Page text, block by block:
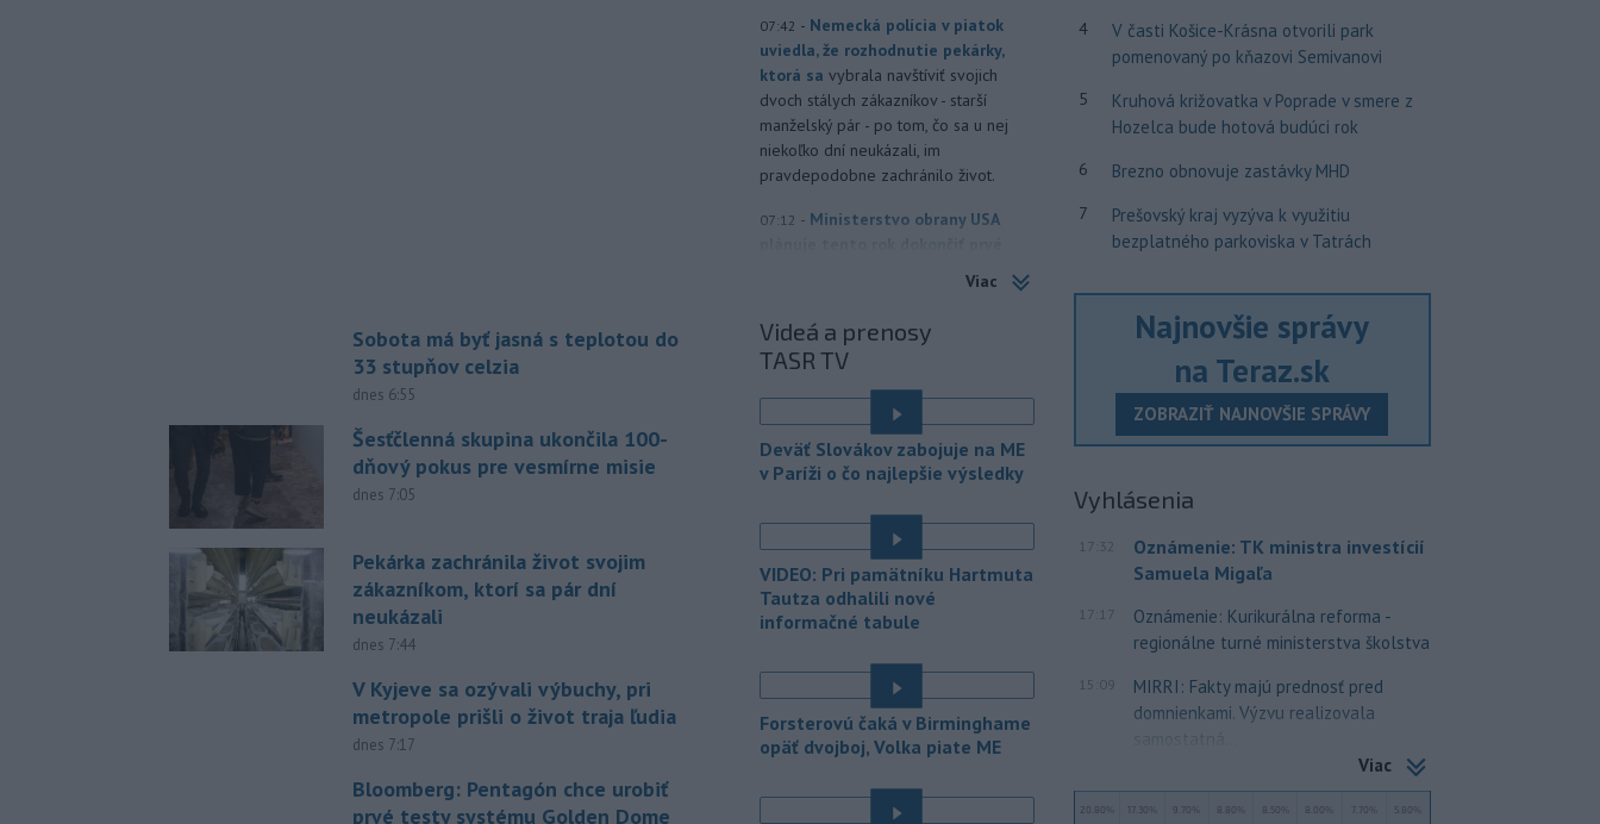
Sobota má byť jasná s teplotou do
33 stupňov celzia
dnes 6:55
Šesťčlenná skupina ukončila 100-
dňový pokus pre vesmírne misie
dnes 7:05
Pekárka zachránila život svojim
zákazníkom, ktorí sa pár dní
neukázali
dnes 7:44
V Kyjeve sa ozývali výbuchy, pri
metropole prišli o život traja ľudia
dnes 7:17
Bloomberg: Pentagón chce urobiť
prvé testy systému Golden Dome
07:42 - Nemecká polícia v piatok
uviedla, že rozhodnutie pekárky,
ktorá sa vybrala navštíviť svojich
dvoch stálych zákazníkov - starší
manželský pár - po tom, čo sa u nej
niekoľko dní neukázali, im
pravdepodobne zachránilo život.
07:12 - Ministerstvo obrany USA
Golden Dome (Zlatá kupola) a v roku
2027 uskutočniť letové skúšky.
07:09 - Rokovania medzi Iránom a
Ománom o situácii v Hormuzskom
napredujú a Spojené štáty
očakávajú, že dohoda bude uzavretá
čoskoro, uviedol v piatok pre agentúru
Reuters nemenovaný americký
predstaviteľ, píše TASR.
- Úrady vo východnej Číne v
sobotu zatvorili školy a mnohé
turistické lokality v reakcii na tajfún
Dolphin, ktorý sa blíži k pevnine. TASR
21:30 - Taliansky tenista Matteo
Arnaldi vypadol na turnaji ATP
kole dvojhry.
Viac
Videá a prenosy
TASR TV
Deväť Slovákov zabojuje na ME
v Paríži o čo najlepšie výsledky
VIDEO: Pri pamätníku Hartmuta
Tautza odhalili nové
informačné tabule
Forsterovú čaká v Birminghame
opäť dvojboj, Volka piate ME
4
V časti Košice-Krásna otvorili park
pomenovaný po kňazovi Semivanovi
5
Kruhová križovatka v Poprade v smere z
Hozelca bude hotová budúci rok
6 Brezno obnovuje zastávky MHD
7
Prešovský kraj vyzýva k využitiu
bezplatného parkoviska v Tatrách
Najnovšie správy
na Teraz.sk
ZOBRAZIŤ NAJNOVŠIE SPRÁVY
Vyhlásenia
17:32
Oznámenie: TK ministra investícií
Samuela Migaľa
17:17
Oznámenie: Kurikurálna reforma -
regionálne turné ministerstva školstva
15:09
MIRRI: Fakty majú prednosť pred
domnienkami. Výzvu realizovala
samostatná...
Viac